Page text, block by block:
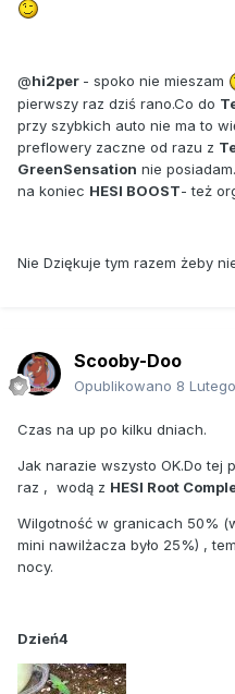
@hi2per - spoko nie mieszam
pierwszy raz dziś rano.Co do
przy szybkich auto nie ma to
preflowery zaczne od razu z
GreenSensation nie
na koniec HESI BOOST- też
Nie Dziękuje tym razem żeby
Scooby-Doo
Opublikowano 8
Czas na up po kilku dniach.
Jak narazie wszysto OK.Do tej
raz , wodą z HESI Root
Wilgotność w granicach 50%
mini nawilżacza było 25%) ,
nocy.
Dzień4